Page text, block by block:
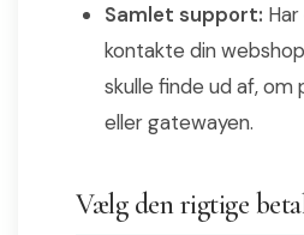
Samlet support:
kontakte din
skulle finde ud af,
eller gatewayen.
Vælg den rigtige